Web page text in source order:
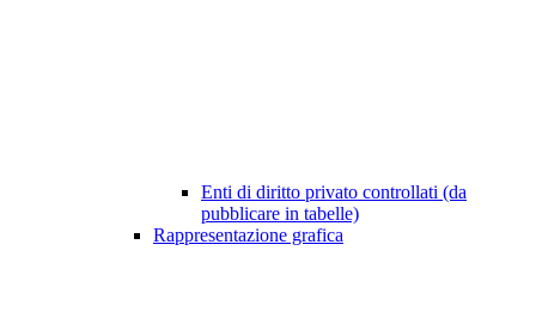
Enti di diritto privato controllati (da
pubblicare in tabelle)
Rappresentazione grafica